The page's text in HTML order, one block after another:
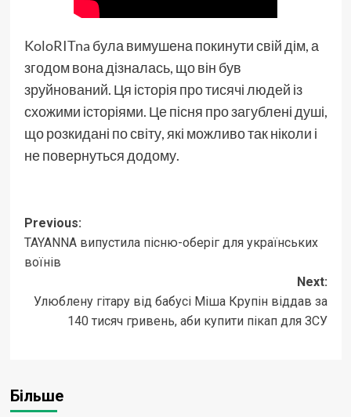
KoloRITna була вимушена покинути свій дім, а
згодом вона дізналась, що він був
зруйнований. Ця історія про тисячі людей із
схожими історіями. Це пісня про загублені душі,
що розкидані по світу, які можливо так ніколи і
не повернуться додому.
Post
navigation
Previous:
TAYANNA випустила пісню-оберіг для українських
воїнів
Next:
Улюблену гітару від бабусі Міша Крупін віддав за
140 тисяч гривень, аби купити пікап для ЗСУ
Більше